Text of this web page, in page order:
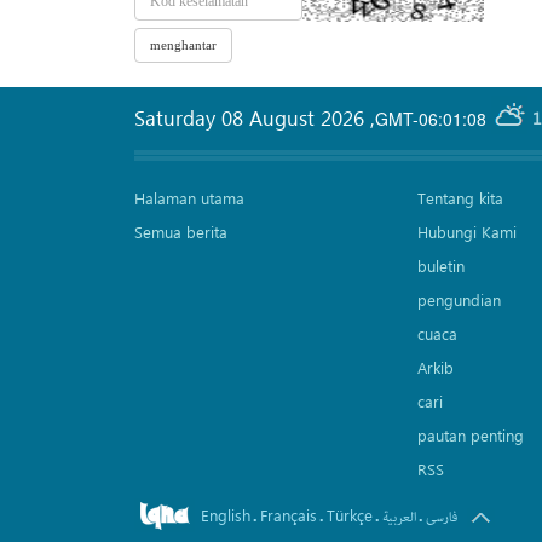
GMT-06:01:08
Saturday 08 August 2026 ,
Halaman utama
Semua berita
Tentang kita
Hubungi Kami
buletin
pengundian
cuaca
Arkib
cari
pautan penting
RSS
English. Français.Türkçe. العربیة.فارسی